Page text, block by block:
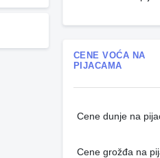
CENE VOĆA NA
PIJACAMA
Cene dunje na
Cene grožđa na